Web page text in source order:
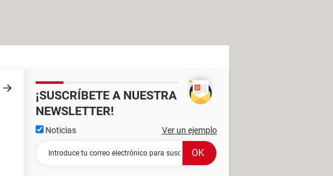
¡SUSCRÍBETE A NUESTRA
NEWSLETTER!
Noticias Ver un ejemplo